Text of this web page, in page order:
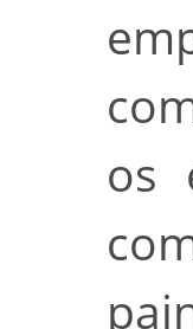
os